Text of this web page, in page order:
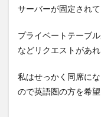
サーバーが固定されて
プライベートテーブ
などリクエストがあ
私はせっかく同席に
ので英語圏の方を希望